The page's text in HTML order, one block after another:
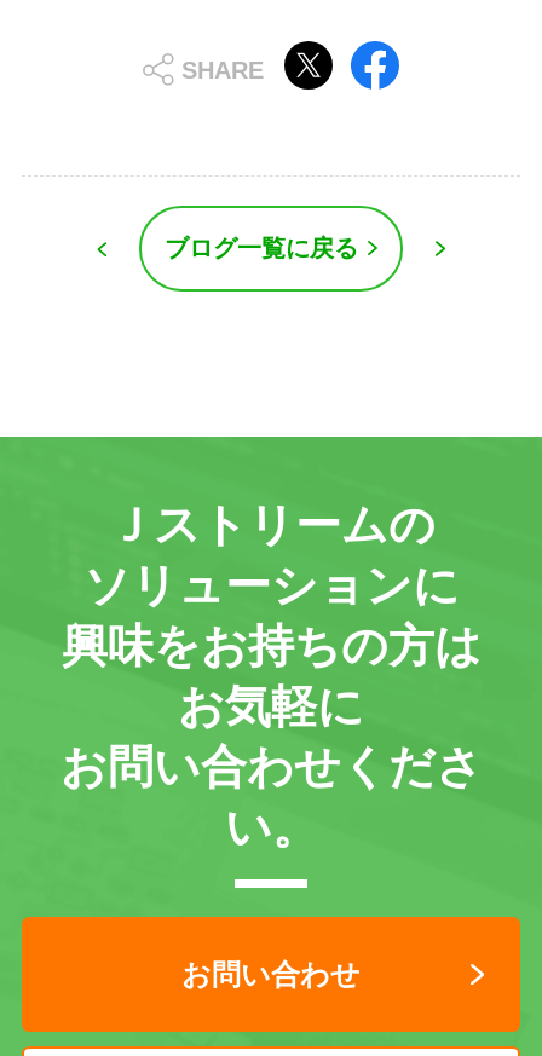
ブログ一覧に戻る
Ｊストリームの
ソリューションに
興味をお持ちの方は
お気軽に
お問い合わせくださ
い。
お問い合わせ